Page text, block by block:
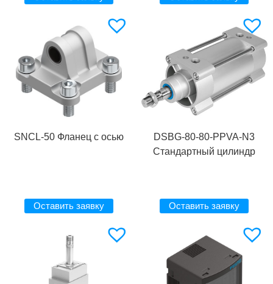
SNCL-50 Фланец с осью
Оставить заявку
DSBG-80-80-PPVA-N3
Стандартный цилиндр
Оставить заявку